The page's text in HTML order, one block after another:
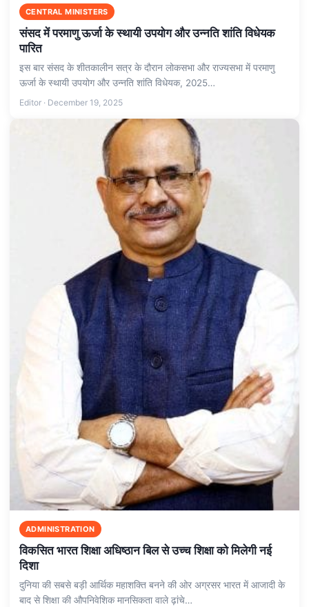
CENTRAL MINISTERS
संसद में परमाणु ऊर्जा के स्थायी उपयोग और उन्नति शांति विधेयक
पारित
इस बार संसद के शीतकालीन सत्र के दौरान लोकसभा और राज्यसभा में परमाणु
ऊर्जा के स्थायी उपयोग और उन्नति शांति विधेयक, 2025…
Editor · December 19, 2025
ADMINISTRATION
विकसित भारत शिक्षा अधिष्ठान बिल से उच्च शिक्षा को मिलेगी नई
दिशा
दुनिया की सबसे बड़ी आर्थिक महाशक्ति बनने की ओर अग्रसर भारत में आजादी के
बाद से शिक्षा की औपनिवेशिक मानसिकता वाले ढ़ांचे…